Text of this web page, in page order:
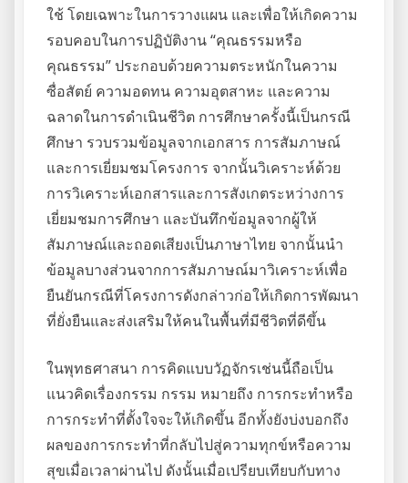
ใช้ โดยเฉพาะในการวางแผน และเพื่อให้เกิดความ
รอบคอบในการปฏิบัติงาน “คุณธรรมหรือ
คุณธรรม” ประกอบด้วยความตระหนักในความ
ซื่อสัตย์ ความอดทน ความอุตสาหะ และความ
ฉลาดในการดำเนินชีวิต การศึกษาครั้งนี้เป็นกรณี
ศึกษา รวบรวมข้อมูลจากเอกสาร การสัมภาษณ์
และการเยี่ยมชมโครงการ จากนั้นวิเคราะห์ด้วย
การวิเคราะห์เอกสารและการสังเกตระหว่างการ
เยี่ยมชมการศึกษา และบันทึกข้อมูลจากผู้ให้
สัมภาษณ์และถอดเสียงเป็นภาษาไทย จากนั้นนำ
ข้อมูลบางส่วนจากการสัมภาษณ์มาวิเคราะห์เพื่อ
ยืนยันกรณีที่โครงการดังกล่าวก่อให้เกิดการพัฒนา
ที่ยั่งยืนและส่งเสริมให้คนในพื้นที่มีชีวิตที่ดีขึ้น
ในพุทธศาสนา การคิดแบบวัฏจักรเช่นนี้ถือเป็น
แนวคิดเรื่องกรรม กรรม หมายถึง การกระทำหรือ
การกระทำที่ตั้งใจจะให้เกิดขึ้น อีกทั้งยังบ่งบอกถึง
ผลของการกระทำที่กลับไปสู่ความทุกข์หรือความ
สุขเมื่อเวลาผ่านไป ดังนั้นเมื่อเปรียบเทียบกับทาง